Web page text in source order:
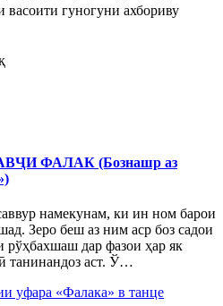
васоити гуногуни ахбориву
ФАЛАК (Бознашр аз
намекунам, ки ин ном барои
Зеро беш аз ним аср боз садои
рўҳбахшаш дар фазои ҳар як
танинандоз аст. Ў…